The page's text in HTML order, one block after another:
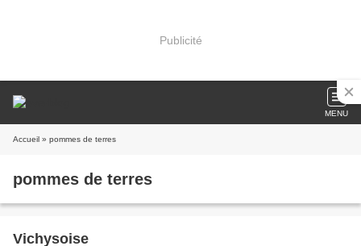
Publicité
MENU
Accueil » pommes de terres
pommes de terres
Vichysoise